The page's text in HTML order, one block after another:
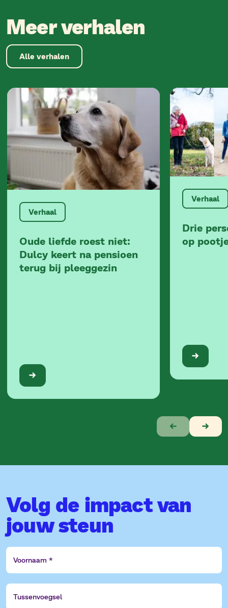
Meer verhalen
Alle verhalen
Verhaal
Oude liefde roest niet:
Dulcy keert na pensioen
terug bij pleeggezin
Verhaal
Drie
op
Volg de impact van
jouw steun
Voornaam
Tussenvoegsel